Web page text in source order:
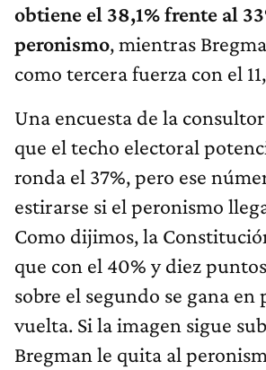
obtiene el 38,1% frente al
peronismo, mientras
como tercera fuerza con el
Una encuesta de la
que el techo electoral
ronda el 37%, pero ese
estirarse si el peronismo
Como dijimos, la
que con el 40% y diez
sobre el segundo se gana en
vuelta. Si la imagen sigue
Bregman le quita al